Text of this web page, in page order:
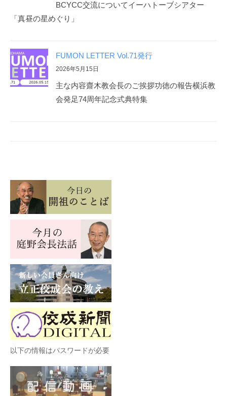
BCYCC交流についてイーハトーブシアター
「真昼の星めぐり」
FUMON LETTER Vol.71発行
2026年5月15日
主な内容齋木教会長のご挨拶功徳の報告横浜教
会発足74周年記念式典特集
以下の情報はパスワードが必要